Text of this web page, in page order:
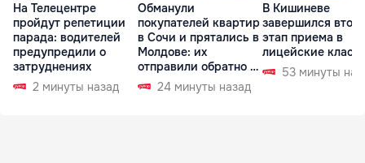
На Телецентре
пройдут репетиции
парада: водителей
предупредили о
затруднениях
2 минуты назад
Обманули
покупателей квартир
в Сочи и прятались в
Молдове: их
отправили обратно в
РФ 24 минуты назад
В Кишиневе
завершился
этап приема в
лицейские
53 минуты